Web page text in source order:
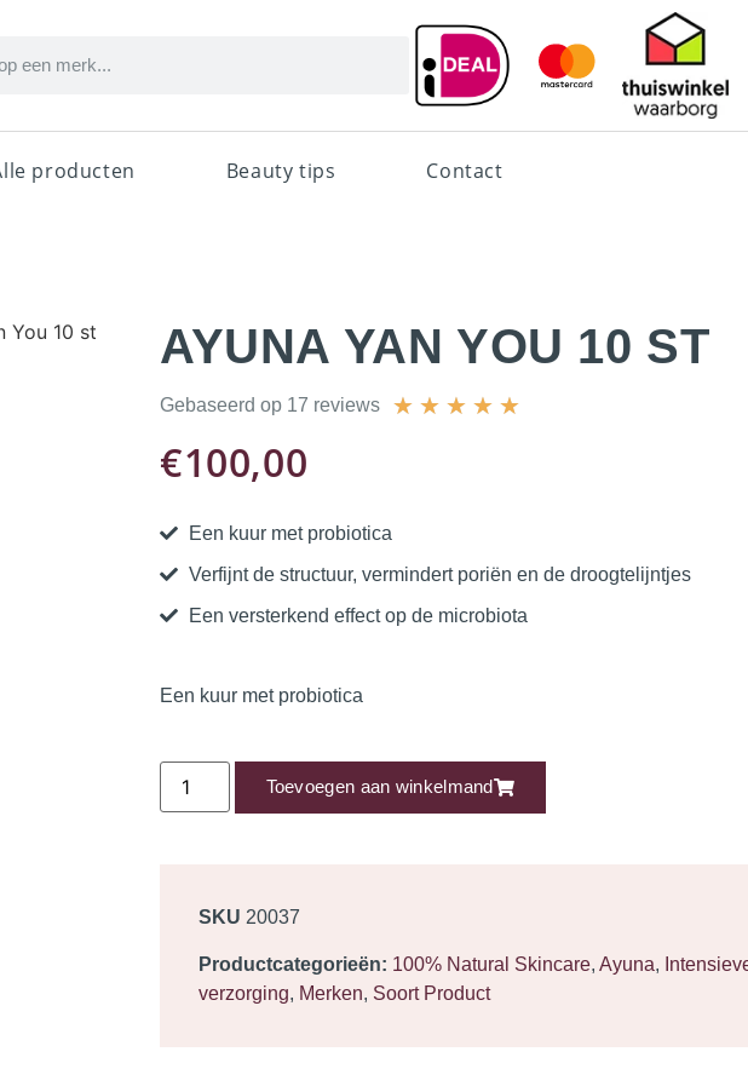
producten Beauty tips Contact
You 10 st AYUNA YAN YOU 10 ST
Gebaseerd op 17 reviews ★ ★ ★ ★ ★
€100,00
Een kuur met probiotica
Verfijnt de structuur, vermindert poriën en de droogtelijntjes
Een versterkend effect op de microbiota
Een kuur met probiotica
Toevoegen aan winkelmand
SKU 20037
Productcategorieën: 100% Natural Skincare, Ayuna,
verzorging, Merken, Soort Product